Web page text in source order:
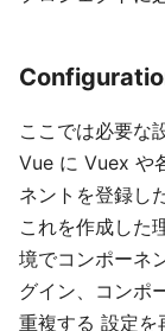
ここでは必要な
Vue に Vuex や
ネントを登録し
これを作成した
境でコンポーネ
グイン、コンポ
重複する 設定を